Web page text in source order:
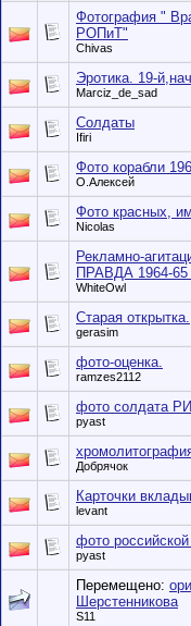
Фотография "
РОПиТ"
Chivas
Эротика. 19-
Marciz_de_sad
Солдаты
Ifiri
Фото корабли
О.Алексей
Фото красных,
Nicolas
Рекламно-
ПРАВДА 1964-65
WhiteOwl
Старая открытка.
gerasim
фото-оценка.
ramzes2112
фото солдата
pyast
Добрячок
Карточки
levant
фото
pyast
Перемещено:
Шерстенникова
S11